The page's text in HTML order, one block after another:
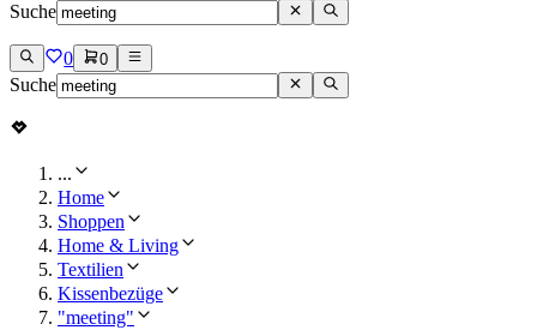
Suche
0 0
Suche
...
Home
Shoppen
Home & Living
Textilien
Kissenbezüge
"meeting"